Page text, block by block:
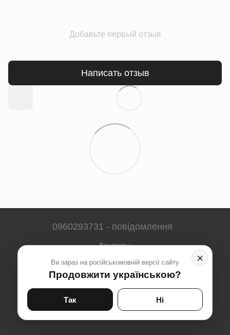
Добавьте первый отзыв
Написать отзыв
0960293731 - повідомлення
Контакты
Полная версия сайта
Карта сайта
×
Ви зараз на російськомовній версії сайту
Продовжити українською?
Так Ні